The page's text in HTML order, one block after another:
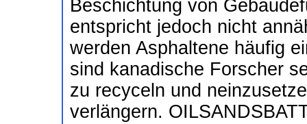
Beschichtung von
entspricht jedoch nicht
werden Asphaltene häufig
sind kanadische Forscher
zu recyceln und
verlängern.